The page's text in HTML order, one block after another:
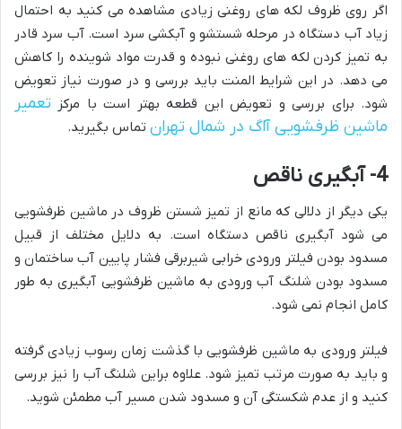
اگر روی ظروف لکه های روغنی زیادی مشاهده می کنید به احتمال
زیاد آب دستگاه در مرحله شستشو و آبکشی سرد است. آب سرد قادر
به تمیز کردن لکه های روغنی نبوده و قدرت مواد شوینده را کاهش
می دهد. در این شرایط المنت باید بررسی و در صورت نیاز تعویض
شود. برای بررسی و تعویض این قطعه بهتر است با مرکز تعمیر
ماشین ظرفشویی آاگ در شمال تهران تماس بگیرید.
4- آبگیری ناقص
یکی دیگر از دلالی که مانع از تمیز شستن ظروف در ماشین ظرفشویی
می شود آبگیری ناقص دستگاه است. به دلایل مختلف از قبیل
مسدود بودن فیلتر ورودی خرابی شیربرقی فشار پایین آب ساختمان و
مسدود بودن شلنگ آب ورودی به ماشین ظرفشویی آبگیری به طور
کامل انجام نمی شود.
فیلتر ورودی به ماشین ظرفشویی با گذشت زمان رسوب زیادی گرفته
و باید به صورت مرتب تمیز شود. علاوه براین شلنگ آب را نیز بررسی
کنید و از عدم شکستگی آن و مسدود شدن مسیر آب مطمئن شوید.